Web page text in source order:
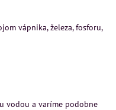
vápnika, železa, fosforu,
vodou a varíme podobne